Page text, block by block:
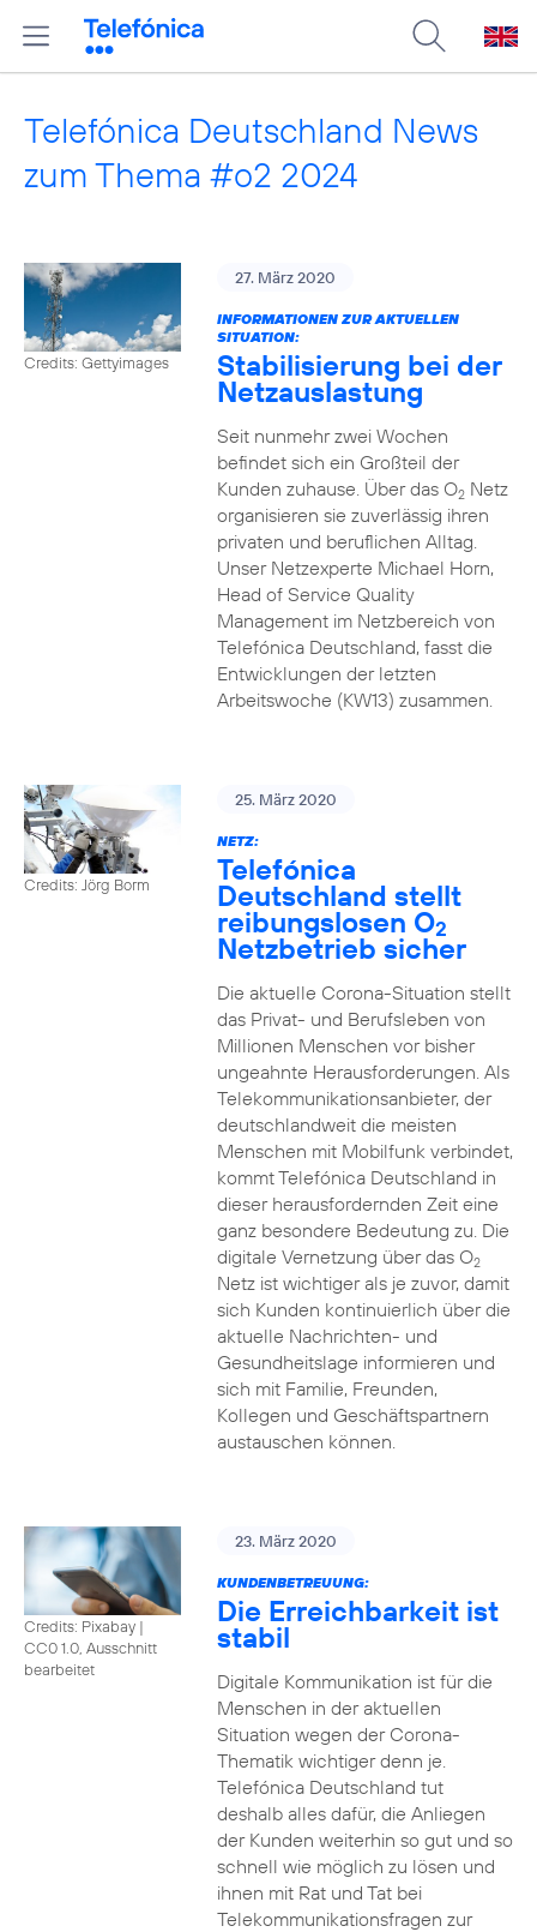
Telefónica Deutschland News
zum Thema #o2 2024
Credits: Gettyimages
27. März 2020
INFORMATIONEN ZUR AKTUELLEN
SITUATION:
Stabilisierung bei der
Netzauslastung
Seit nunmehr zwei Wochen
befindet sich ein Großteil der
Kunden zuhause. Über das O2Netz
organisieren sie zuverlässig ihren
privaten und beruflichen Alltag.
Unser Netzexperte Michael Horn,
Head of Service Quality
Management im Netzbereich von
Telefónica Deutschland, fasst die
Entwicklungen der letzten
Arbeitswoche (KW13) zusammen.
Credits: Jörg Borm
25. März 2020
NETZ:
Telefónica
Deutschland stellt
reibungslosen O2
Netzbetrieb sicher
Die aktuelle Corona-Situation stellt
das Privat- und Berufsleben von
Millionen Menschen vor bisher
ungeahnte Herausforderungen. Als
Telekommunikationsanbieter, der
deutschlandweit die meisten
Menschen mit Mobilfunk verbindet,
kommt Telefónica Deutschland in
dieser herausfordernden Zeit eine
ganz besondere Bedeutung zu. Die
digitale Vernetzung über das O2
Netz ist wichtiger als je zuvor, damit
sich Kunden kontinuierlich über die
aktuelle Nachrichten- und
Gesundheitslage informieren und
sich mit Familie, Freunden,
Kollegen und Geschäftspartnern
austauschen können.
Credits: Pixabay |
CC0 1.0, Ausschnitt
bearbeitet
23. März 2020
KUNDENBETREUUNG:
Die Erreichbarkeit ist
stabil
Digitale Kommunikation ist für die
Menschen in der aktuellen
Situation wegen der Corona-
Thematik wichtiger denn je.
Telefónica Deutschland tut
deshalb alles dafür, die Anliegen
der Kunden weiterhin so gut und so
schnell wie möglich zu lösen und
ihnen mit Rat und Tat bei
Telekommunikationsfragen zur